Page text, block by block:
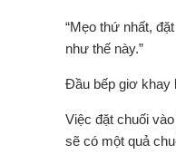
“Mẹo thứ nhất,
như thế này.”
Đầu bếp giơ khay
Việc đặt chuối
sẽ có một quả